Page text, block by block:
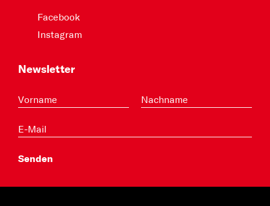
Facebook
Instagram
Newsletter